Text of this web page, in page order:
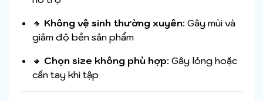
🔸 Không vệ sinh thường xuyên: Gây mùi và
giảm độ bền sản phẩm
🔸 Chọn size không phù hợp: Gây lỏng hoặc
cấn tay khi tập